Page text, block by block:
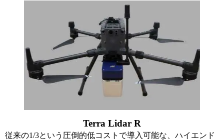
Terra Lidar R
従来の1/3という圧倒的低コストで導入可能な、ハイエンド